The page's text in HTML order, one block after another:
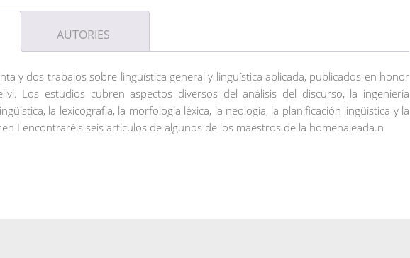
AUTORIES
y dos trabajos sobre lingüística general y lingüística aplicada, publicados en honor
Los estudios cubren aspectos diversos del análisis del discurso, la ingeniería
la lexicografía, la morfología léxica, la neología, la planificación lingüística y la
I encontraréis seis artículos de algunos de los maestros de la homenajeada.n